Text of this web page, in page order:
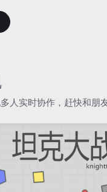
人实时协作，赶快和朋